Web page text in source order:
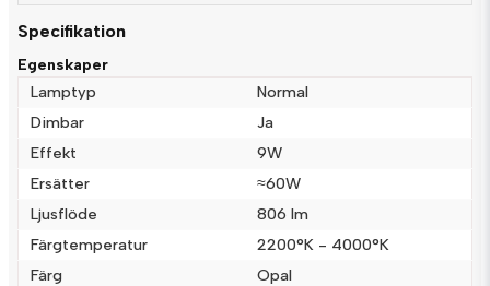
question
nameNamn
email
Mejladress
Specifikation
Egenskaper
Lamptyp
Normal
Dimbar
Ja
Effekt
9W
Ersätter
≈60W
Ljusflöde
806 lm
Färgtemperatur
2200°K - 4000°K
Färg
Opal